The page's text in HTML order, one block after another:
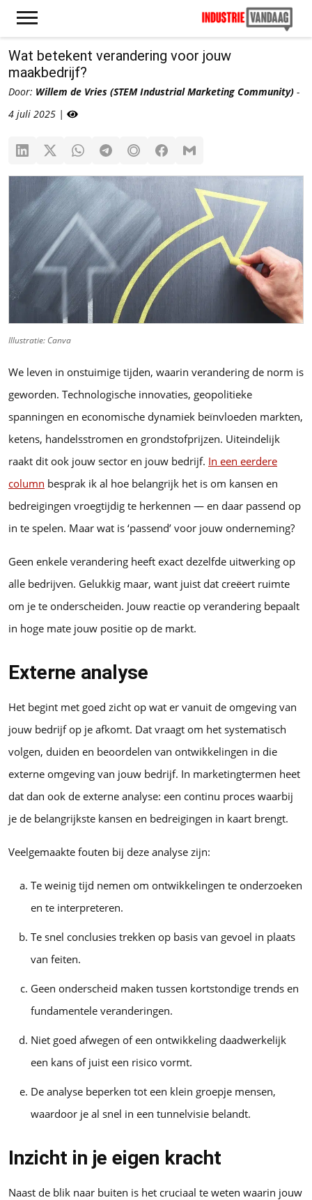
Wat betekent verandering voor jouw
maakbedrijf?
Door: Willem de Vries (STEM Industrial Marketing Community) -
4 juli 2025 |
Illustratie: Canva
We leven in onstuimige tijden, waarin verandering de norm is
geworden. Technologische innovaties, geopolitieke
spanningen en economische dynamiek beïnvloeden markten,
ketens, handelsstromen en grondstofprijzen. Uiteindelijk
raakt dit ook jouw sector en jouw bedrijf. In een eerdere
column besprak ik al hoe belangrijk het is om kansen en
bedreigingen vroegtijdig te herkennen — en daar passend op
in te spelen. Maar wat is ‘passend’ voor jouw onderneming?
Geen enkele verandering heeft exact dezelfde uitwerking op
alle bedrijven. Gelukkig maar, want juist dat creëert ruimte
om je te onderscheiden. Jouw reactie op verandering bepaalt
in hoge mate jouw positie op de markt.
Externe analyse
Het begint met goed zicht op wat er vanuit de omgeving van
jouw bedrijf op je afkomt. Dat vraagt om het systematisch
volgen, duiden en beoordelen van ontwikkelingen in die
externe omgeving van jouw bedrijf. In marketingtermen heet
dat dan ook de externe analyse: een continu proces waarbij
je de belangrijkste kansen en bedreigingen in kaart brengt.
Veelgemaakte fouten bij deze analyse zijn:
Te weinig tijd nemen om ontwikkelingen te onderzoeken
en te interpreteren.
Te snel conclusies trekken op basis van gevoel in plaats
van feiten.
Geen onderscheid maken tussen kortstondige trends en
fundamentele veranderingen.
Niet goed afwegen of een ontwikkeling daadwerkelijk
een kans of juist een risico vormt.
De analyse beperken tot een klein groepje mensen,
waardoor je al snel in een tunnelvisie belandt.
Inzicht in je eigen kracht
Naast de blik naar buiten is het cruciaal te weten waarin jouw